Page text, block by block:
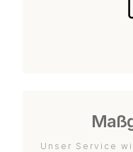
Unser Service